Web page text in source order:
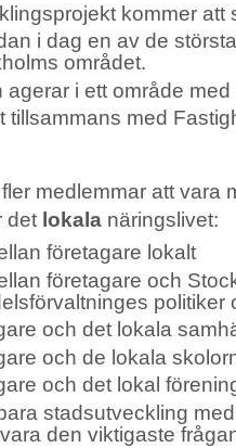
kommer att
i dag en av de
området.
agerar i ett område
tillsammans med
medlemmar att vara
det lokalanäringslivet:
företagare lokalt
företagare och
politiker
och det lokala
och de lokala
och det lokal
stadsutveckling
den viktigaste